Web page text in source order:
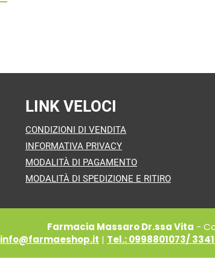
LINK VELOCI
CONDIZIONI DI VENDITA
INFORMATIVA PRIVACY
MODALITÀ DI PAGAMENTO
MODALITÀ DI SPEDIZIONE E RITIRO
Farmacia Massaro Dr.ssa Vita -
info@farmaeshop.it | Tel.: 0998801073/